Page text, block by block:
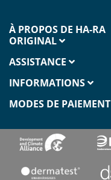
À PROPOS DE HA-RA
ORIGINAL
ASSISTANCE
INFORMATIONS
MODES DE PAIEMENT